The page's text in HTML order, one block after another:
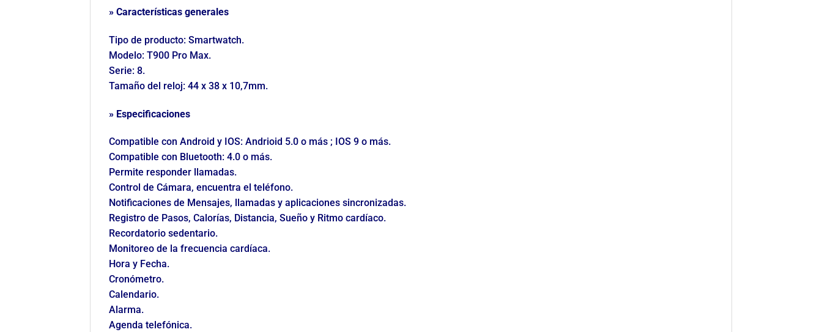
»​ Características generales
Tipo de producto: Smartwatch.
Modelo: T900 Pro Max.
Serie: 8.
Tamaño del reloj: 44 x 38 x 10,7mm.
»​ Especificaciones
Compatible con Android y IOS: Andrioid 5.0 o más ; IOS 9 o más.
Compatible con Bluetooth: 4.0 o más.
Permite responder llamadas.
Control de Cámara, encuentra el teléfono.
Notificaciones de Mensajes, llamadas y aplicaciones sincronizadas.
Registro de Pasos, Calorías, Distancia, Sueño y Ritmo cardíaco.
Recordatorio sedentario.
Monitoreo de la frecuencia cardíaca.
Hora y Fecha.
Cronómetro.
Calendario.
Alarma.
Agenda telefónica.